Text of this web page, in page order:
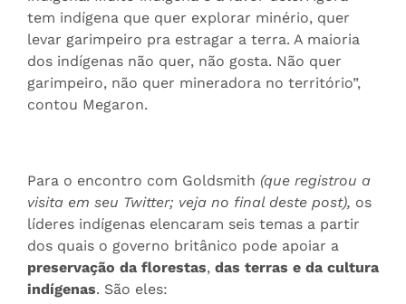
tem indígena que quer explorar minério, quer
levar garimpeiro pra estragar a terra. A maioria
dos indígenas não quer, não gosta. Não quer
garimpeiro, não quer mineradora no território”,
contou Megaron.
Para o encontro com Goldsmith (que registrou a
visita em seu Twitter; veja no final deste post), os
líderes indígenas elencaram seis temas a partir
dos quais o governo britânico pode apoiar a
preservação da florestas, das terras e da cultura
indígenas. São eles: